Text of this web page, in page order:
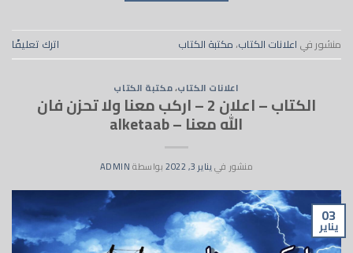
منشور في اعلانات الكتاب، مكتبة الكتاب اترك تعليقًا
اعلانات الكتاب،مكتبة الكتاب
الكتاب – اعلان 2 – اركب معنا ولا تحزن فان
الله معنا – alketaab
منشور فييناير 3, 2022 بواسطةADMIN
03
يناير